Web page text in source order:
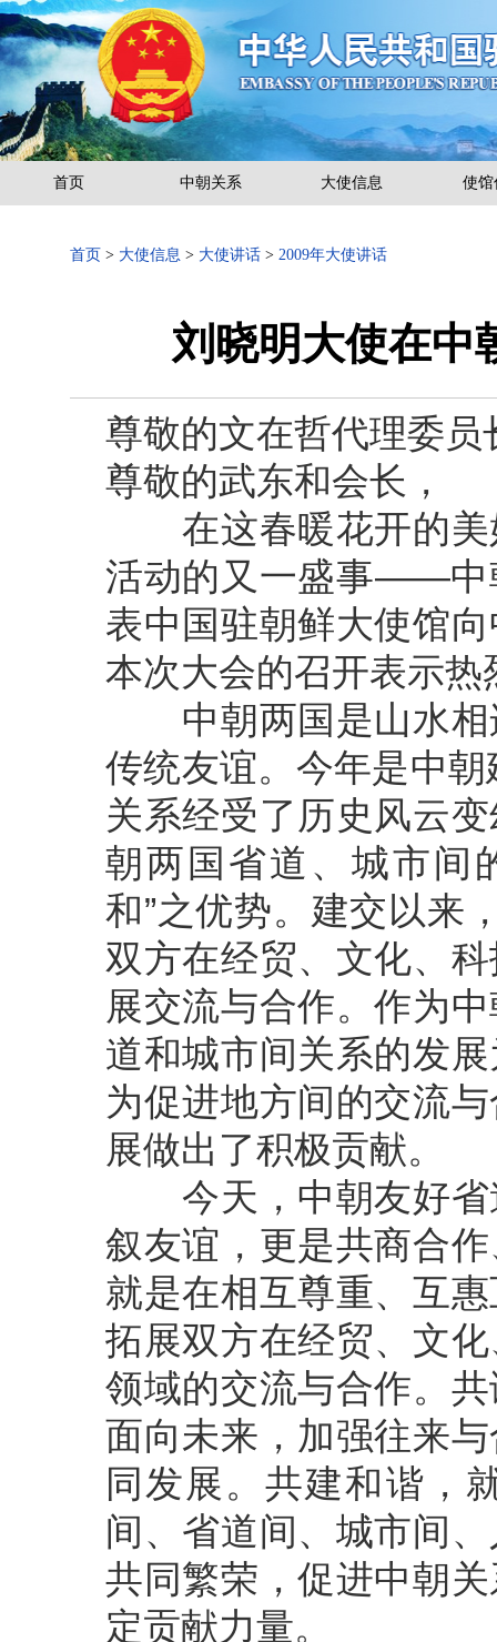
首页 中朝关系 大使信息 使馆
首页 > 大使信息 > 大使讲话 > 2009年大使讲话
刘晓明大使在中
尊敬的文在哲代理委员
尊敬的武东和会长，
在这春暖花开的美
活动的又一盛事——中
表中国驻朝鲜大使馆
本次大会的召开表示热
中朝两国是山水相
传统友谊。今年是中
关系经受了历史风云
朝两国省道、城市间
和”之优势。建交以来
双方在经贸、文化、
展交流与合作。作为
道和城市间关系的发
为促进地方间的交流
展做出了积极贡献。
今天，中朝友好省
叙友谊，更是共商合
就是在相互尊重、互
拓展双方在经贸、文
领域的交流与合作。
面向未来，加强往来
同发展。共建和谐，
间、省道间、城市间
共同繁荣，促进中朝
定贡献力量。